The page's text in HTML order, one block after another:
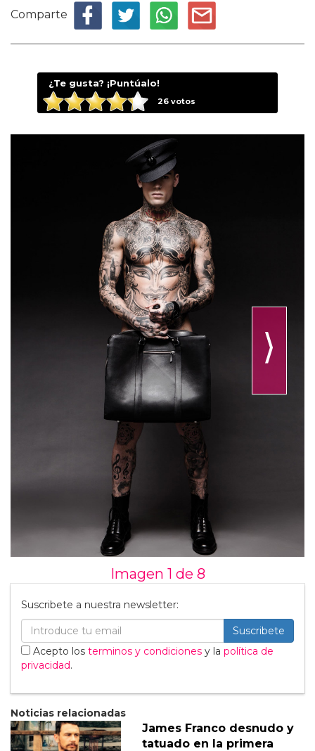
Comparte
¿Te gusta? ¡Puntúalo!
26votos
⟩
Imagen 1 de 8
Suscribete a nuestra newsletter:
Suscribete
Acepto los terminos y condiciones y la política de
privacidad.
Noticias relacionadas
James Franco desnudo y
tatuado en la primera